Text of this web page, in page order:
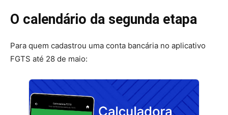
O calendário da segunda etapa
Para quem cadastrou uma conta bancária no aplicativo
FGTS até 28 de maio: